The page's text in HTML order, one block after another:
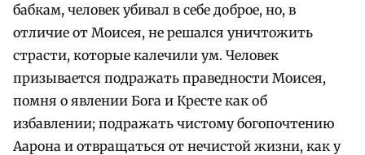
бабкам, человек убивал в себе доброе, но, в
отличие от Моисея, не решался уничтожить
страсти, которые калечили ум. Человек
призывается подражать праведности Моисея,
помня о явлении Бога и Кресте как об
избавлении; подражать чистому богопочтению
Аарона и отвращаться от нечистой жизни, как у